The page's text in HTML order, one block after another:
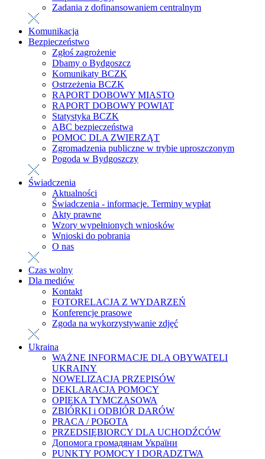
Zadania z dofinansowaniem centralnym
Komunikacja
Bezpieczeństwo
Zgłoś zagrożenie
Dbamy o Bydgoszcz
Komunikaty BCZK
Ostrzeżenia BCZK
RAPORT DOBOWY MIASTO
RAPORT DOBOWY POWIAT
Statystyka BCZK
ABC bezpieczeństwa
POMOC DLA ZWIERZĄT
Zgromadzenia publiczne w trybie uproszczonym
Pogoda w Bydgoszczy
Świadczenia
Aktualności
Świadczenia - informacje. Terminy wypłat
Akty prawne
Wzory wypełnionych wniosków
Wnioski do pobrania
O nas
Czas wolny
Dla mediów
Kontakt
FOTORELACJA Z WYDARZEŃ
Konferencje prasowe
Zgoda na wykorzystywanie zdjęć
Ukraina
WAŻNE INFORMACJE DLA OBYWATELI
UKRAINY
NOWELIZACJA PRZEPISÓW
DEKLARACJA POMOCY
OPIEKA TYMCZASOWA
ZBIÓRKI i ODBIÓR DARÓW
PRACA / РОБОТА
PRZEDSIĘBIORCY DLA UCHODŹCÓW
Допомога громадянам України
PUNKTY POMOCY I DORADZTWA